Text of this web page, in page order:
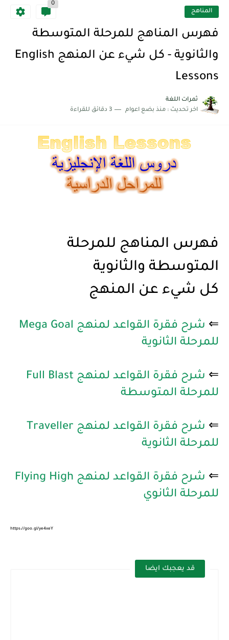
أهمية تعلم قواعد اللغة الإنجليزية | مكونات الجملة في اللغة...
المناهج
0
فهرس المناهج للمرحلة المتوسطة
والثانوية - كل شيء عن المنهج English
Lessons
ثمرات اللغة
اخر تحديث : منذ بضع اعوام 3 دقائق للقراءة
فهرس المناهج للمرحلة
المتوسطة والثانوية
كل شيء عن المنهج
⇐
شرح فقرة القواعد لمنهج Mega Goal
للمرحلة الثانوية
⇐
شرح فقرة القواعد لمنهج Full Blast
للمرحلة المتوسطة
⇐
شرح فقرة القواعد لمنهج Traveller
للمرحلة الثانوية
⇐
شرح فقرة القواعد لمنهج Flying High
للمرحلة الثانوي
https://goo.gl/ye4xeY
قد يعجبك ايضا